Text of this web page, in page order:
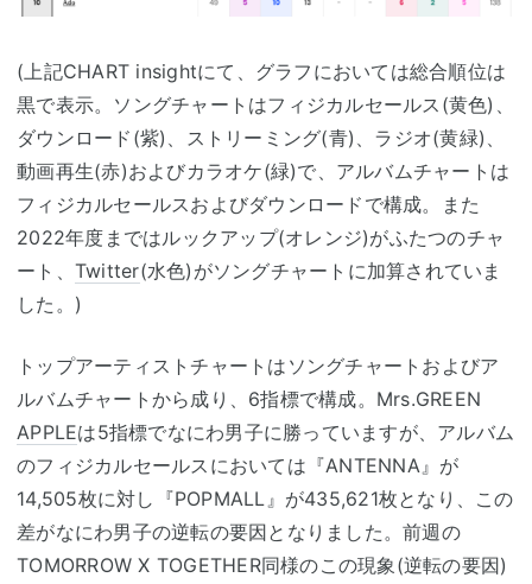
(上記CHART insightにて、グラフにおいては総合順位は
黒で表示。ソングチャートはフィジカルセールス(黄色)、
ダウンロード(紫)、ストリーミング(青)、ラジオ(黄緑)、
動画再生(赤)およびカラオケ(緑)で、アルバムチャートは
フィジカルセールスおよびダウンロードで構成。また
2022年度まではルックアップ(オレンジ)がふたつのチャ
ート、 Twitter(水色)がソングチャートに加算されていま
した。)
トップアーティストチャートはソングチャートおよびア
ルバムチャートから成り、6指標で構成。Mrs.GREEN
APPLEは5指標でなにわ男子に勝っていますが、アルバム
のフィジカルセールスにおいては『ANTENNA』が
14,505枚に対し『POPMALL』が435,621枚となり、この
差がなにわ男子の逆転の要因となりました。前週の
TOMORROW X TOGETHER同様のこの現象(逆転の要因)